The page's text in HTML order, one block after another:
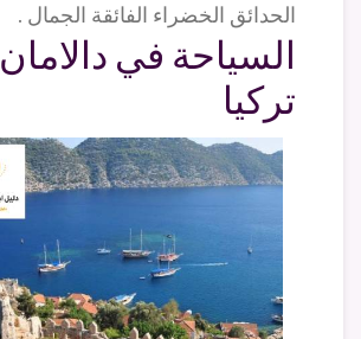
الحدائق الخضراء الفائقة الجمال .
السياحة في دالامان
تركيا